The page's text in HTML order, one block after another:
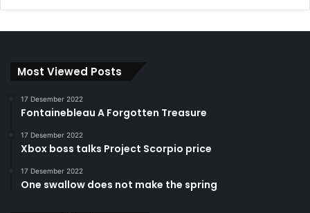
Most Viewed Posts
17 Desember 2022
Fontainebleau A Forgotten Treasure
17 Desember 2022
Xbox boss talks Project Scorpio price
17 Desember 2022
One swallow does not make the spring